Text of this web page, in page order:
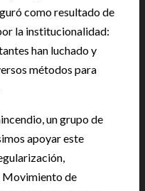
como resultado de
la institucionalidad:
han luchado y
métodos para
un grupo de
apoyar este
Movimiento de